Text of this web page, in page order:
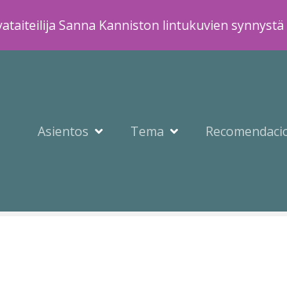
Sanna Kanniston lintukuvien
Asientos Tema